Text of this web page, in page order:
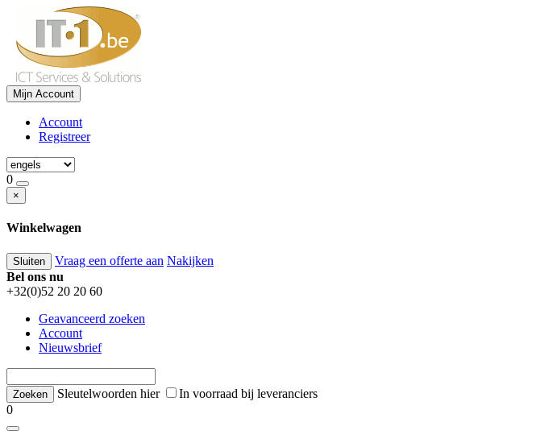
Mijn Account
Account
Registreer
0
×
Winkelwagen
Sluiten Vraag een offerte aan Nakijken
Bel ons nu
+32(0)52 20 20 60
Geavanceerd zoeken
Account
Nieuwsbrief
Sleutelwoorden hier
In voorraad bij leveranciers
0